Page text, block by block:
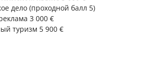
дело (проходной балл 5)
3 000 €
туризм 5 900 €